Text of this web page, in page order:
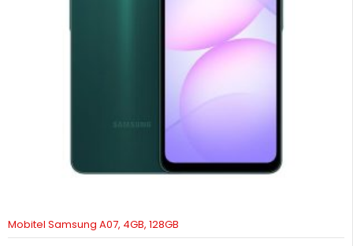
Mobitel Samsung A07, 4GB, 128GB